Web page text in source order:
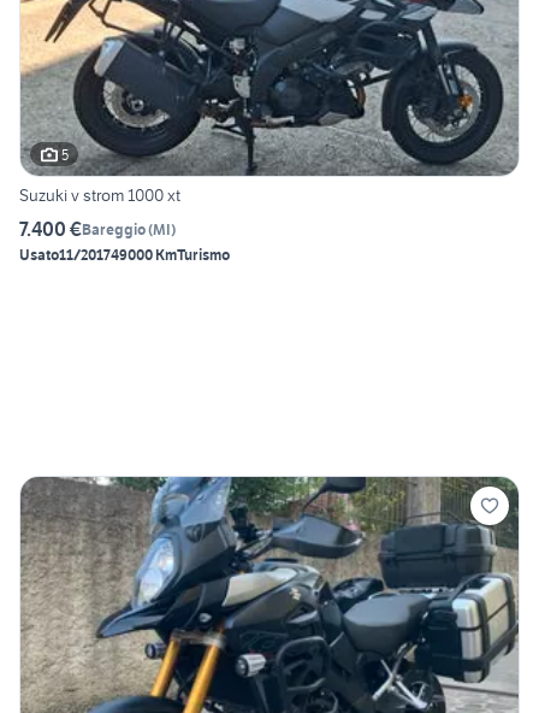
5
Suzuki v strom 1000 xt
7.400 €Bareggio(MI)
Usato11/201749000 KmTurismo